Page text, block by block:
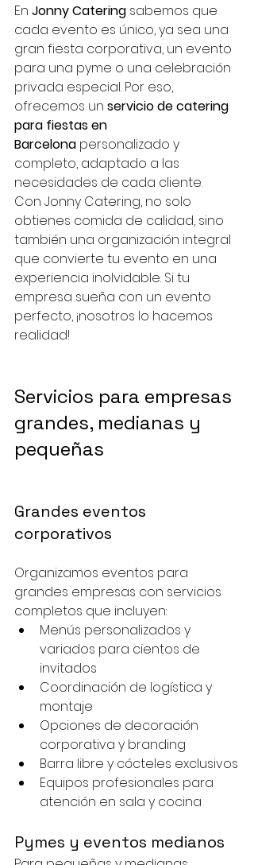
En Jonny Catering sabemos que
cada evento es único, ya sea una
gran fiesta corporativa, un evento
para una pyme o una celebración
privada especial. Por eso,
ofrecemos un servicio de catering
para fiestas en
Barcelona personalizado y
completo, adaptado a las
necesidades de cada cliente.
Con Jonny Catering, no solo
obtienes comida de calidad, sino
también una organización integral
que convierte tu evento en una
experiencia inolvidable. Si tu
empresa sueña con un evento
perfecto, ¡nosotros lo hacemos
realidad!
Servicios para empresas
grandes, medianas y
pequeñas
Grandes eventos
corporativos
Organizamos eventos para
grandes empresas con servicios
completos que incluyen:
Menús personalizados y
variados para cientos de
invitados
Coordinación de logística y
montaje
Opciones de decoración
corporativa y branding
Barra libre y cócteles exclusivos
Equipos profesionales para
atención en sala y cocina
Pymes y eventos medianos